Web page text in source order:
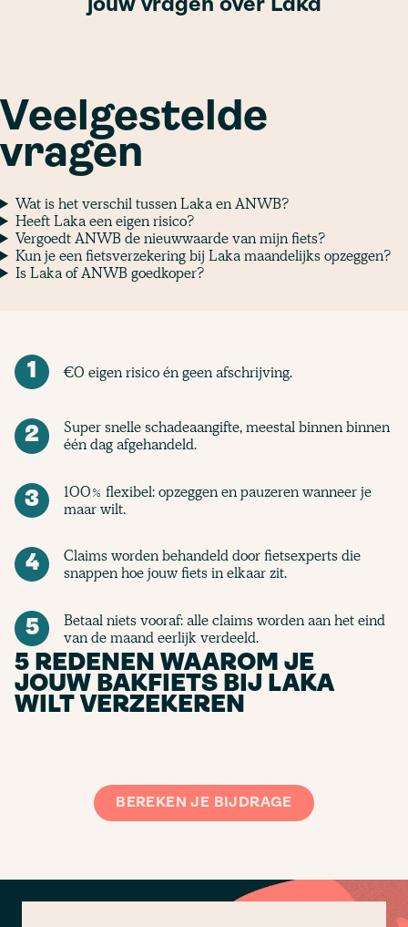
jouw vragen over Laka
Veelgestelde
vragen
Wat is het verschil tussen Laka en ANWB?
Heeft Laka een eigen risico?
Vergoedt ANWB de nieuwwaarde van mijn fiets?
Kun je een fietsverzekering bij Laka maandelijks opzeggen?
Is Laka of ANWB goedkoper?
5 REDENEN WAAROM JE
JOUW BAKFIETS BIJ LAKA
WILT VERZEKEREN
1 €0 eigen risico én geen afschrijving.
2
Super snelle schadeaangifte, meestal binnen binnen
één dag afgehandeld.
3
100% flexibel: opzeggen en pauzeren wanneer je
maar wilt.
4
Claims worden behandeld door fietsexperts die
snappen hoe jouw fiets in elkaar zit.
5
Betaal niets vooraf: alle claims worden aan het eind
van de maand eerlijk verdeeld.
BEREKEN JE BIJDRAGE